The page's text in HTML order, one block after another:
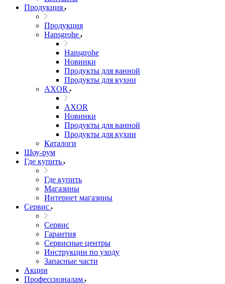
Продукция
Продукция
Hansgrohe
Hansgrohe
Новинки
Продукты для ванной
Продукты для кухни
AXOR
AXOR
Новинки
Продукты для ванной
Продукты для кухни
Каталоги
Шоу-рум
Где купить
Где купить
Магазины
Интернет магазины
Сервис
Сервис
Гарантия
Сервисные центры
Инструкции по уходу
Запасные части
Акции
Профессионалам